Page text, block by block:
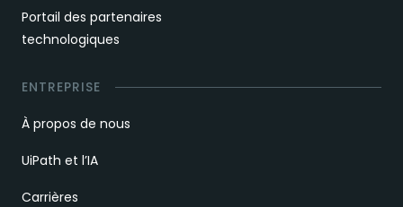
Portail des partenaires
technologiques
ENTREPRISE
À propos de nous
UiPath et l’IA
Carrières